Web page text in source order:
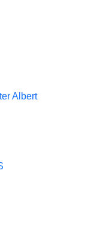
Albert